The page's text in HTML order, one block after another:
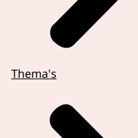
Thema's